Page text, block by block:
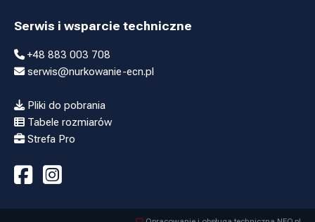
Serwis i wsparcie techniczne
+48 883 003 708
serwis@nurkowanie-ecn.pl
Pliki do pobrania
Tabele rozmiarów
Strefa Pro